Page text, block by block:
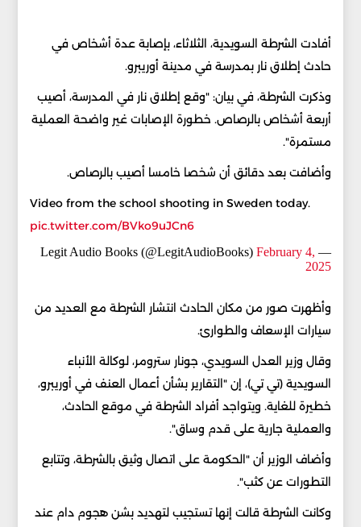
أفادت الشرطة السويدية، الثلاثاء، بإصابة عدة أشخاص في
حادث إطلاق نار بمدرسة في مدينة أوريبرو.
وذكرت الشرطة، في بيان: "وقع إطلاق نار في المدرسة، أصيب
أربعة أشخاص بالرصاص. خطورة الإصابات غير واضحة العملية
مستمرة".
وأضافت بعد دقائق أن شخصا خامسا أصيب بالرصاص.
Video from the school shooting in Sweden today.
pic.twitter.com/BVko9uJCn6
— Legit Audio Books (@LegitAudioBooks)
February 4,
2025
وأظهرت صور من مكان الحادث انتشار الشرطة مع العديد من
سيارات الإسعاف والطوارئ.
وقال وزير العدل السويدي، جونار سترومر، لوكالة الأنباء
السويدية (تي تي)، إن "التقارير بشأن أعمال العنف في أوريبرو،
خطيرة للغاية. ويتواجد أفراد الشرطة في موقع الحادث،
والعملية جارية على قدم وساق".
وأضاف الوزير أن "الحكومة على اتصال وثيق بالشرطة، وتتابع
التطورات عن كثب".
وكانت الشرطة قالت إنها تستجيب لتهديد بشن هجوم دام عند